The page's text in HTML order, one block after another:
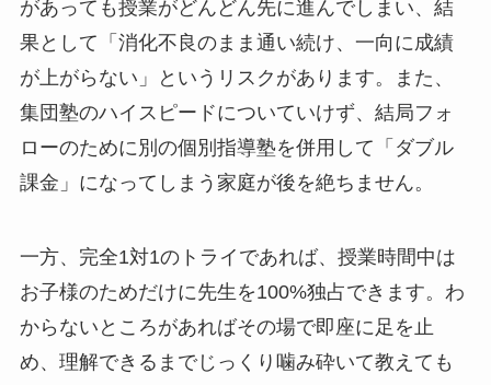
があっても授業がどんどん先に進んでしまい、結
果として「消化不良のまま通い続け、一向に成績
が上がらない」というリスクがあります。また、
集団塾のハイスピードについていけず、結局フォ
ローのために別の個別指導塾を併用して「ダブル
課金」になってしまう家庭が後を絶ちません。
一方、完全1対1のトライであれば、授業時間中は
お子様のためだけに先生を100%独占できます。わ
からないところがあればその場で即座に足を止
め、理解できるまでじっくり噛み砕いて教えても